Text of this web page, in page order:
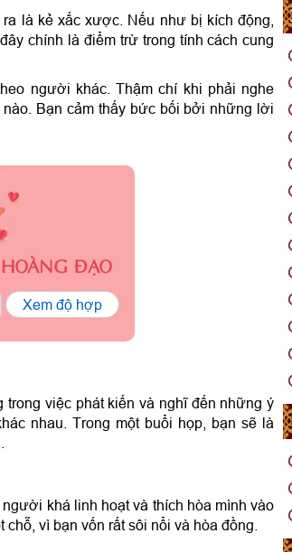
là kẻ xấc xược. Nếu như bị kích động,
chính là điểm trừ trong tính cách cung
người khác. Thậm chí khi phải nghe
Bạn cảm thấy bức bối bởi những lời
ĐẠO
Xem độ hợp
việc phát kiến và nghĩ đến những ý
nhau. Trong một buổi họp, bạn sẽ là
khá linh hoạt và thích hòa mình vào
vì bạn vốn rất sôi nổi và hòa đồng.